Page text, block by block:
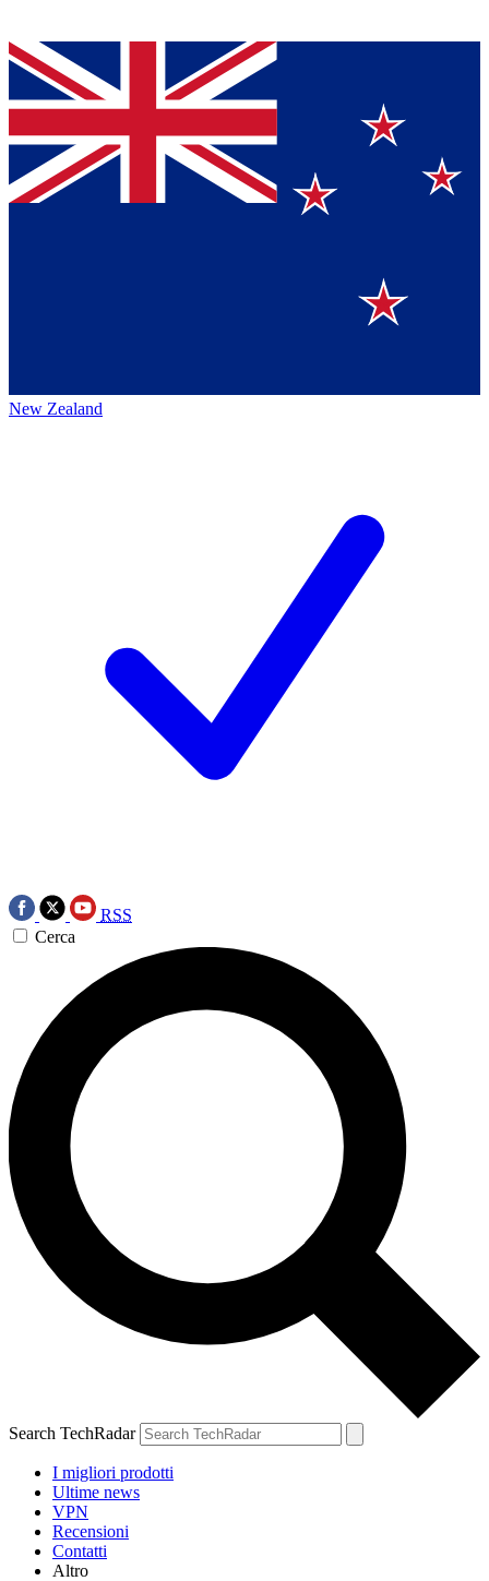
New Zealand
RSS
Cerca
Search TechRadar
I migliori prodotti
Ultime news
VPN
Recensioni
Contatti
Altro